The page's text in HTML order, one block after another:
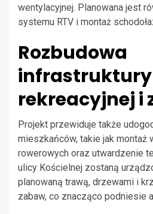
wentylacyjnej. Planowana jest
systemu RTV i montaż
Rozbudowa
infrastruktury
rekreacyjnej i
Projekt przewiduje także
mieszkańców, takie jak montaż
rowerowych oraz utwardzenie
ulicy Kościelnej zostaną
planowaną trawą, drzewami i
zabaw, co znacząco podniesie